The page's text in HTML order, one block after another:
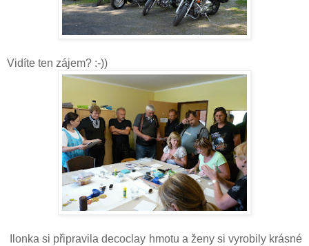
Vidíte ten zájem? :-))
Ilonka si připravila decoclay hmotu a ženy si vyrobily krásné